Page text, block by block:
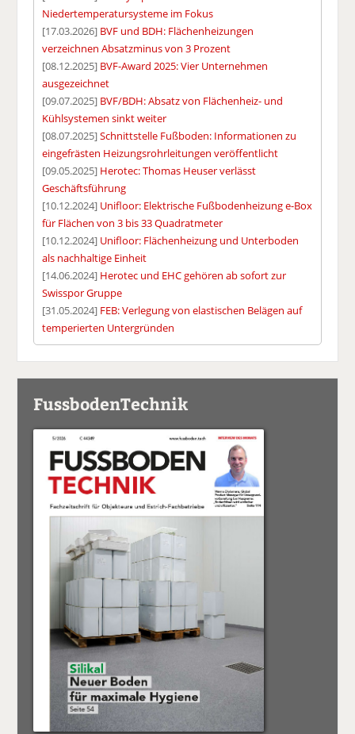
Niedertemperatursysteme im Fokus
[17.03.2026] BVF und BDH: Flächenheizungen
verzeichnen Absatzminus von 3 Prozent
[08.12.2025] BVF-Award 2025: Vier Unternehmen
ausgezeichnet
[09.07.2025] BVF/BDH: Absatz von Flächenheiz- und
Kühlsystemen sinkt weiter
[08.07.2025]Schnittstelle Fußboden: Informationen zu
eingefrästen Heizungsrohrleitungen veröffentlicht
[09.05.2025] Herotec: Thomas Heuser verlässt
Geschäftsführung
[10.12.2024] Unifloor: Elektrische Fußbodenheizung e-Box
für Flächen von 3 bis 33 Quadratmeter
[10.12.2024] Unifloor: Flächenheizung und Unterboden
als nachhaltige Einheit
[14.06.2024] Herotec und EHC gehören ab sofort zur
Swisspor Gruppe
[31.05.2024] FEB: Verlegung von elastischen Belägen auf
temperierten Untergründen
FussbodenTechnik